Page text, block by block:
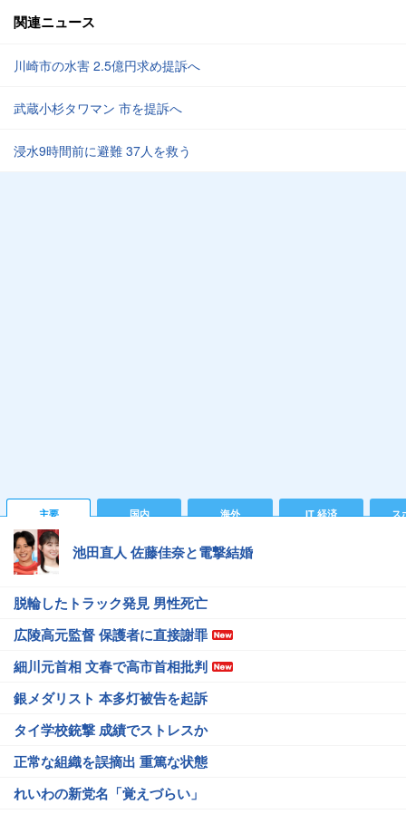
関連ニュース
川崎市の水害 2.5億円求め提訴へ
武蔵小杉タワマン 市を提訴へ
浸水9時間前に避難 37人を救う
主要 国内 海外 IT 経済 ス
池田直人 佐藤佳奈と電撃結婚
脱輪したトラック発見 男性死亡
広陵高元監督 保護者に直接謝罪
細川元首相 文春で高市首相批判
銀メダリスト 本多灯被告を起訴
タイ学校銃撃 成績でストレスか
正常な組織を誤摘出 重篤な状態
れいわの新党名「覚えづらい」